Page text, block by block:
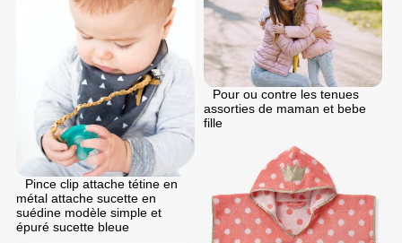
Pince clip attache tétine en
métal attache sucette en
suédine modèle simple et
épuré sucette bleue
Pour ou contre les tenues
assorties de maman et bebe
fille